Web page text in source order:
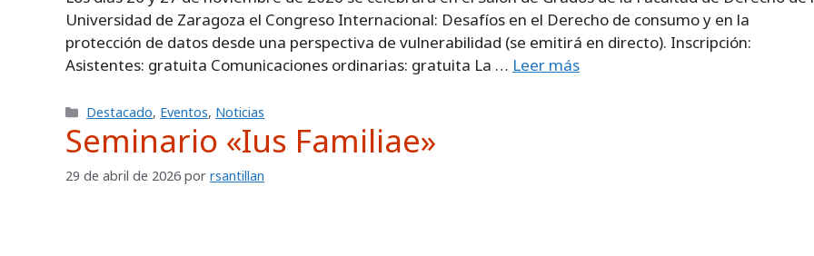
Universidad de Zaragoza el Congreso Internacional: Desafíos en el Derecho de consumo y en la
protección de datos desde una perspectiva de vulnerabilidad (se emitirá en directo). Inscripción:
Asistentes: gratuita Comunicaciones ordinarias: gratuita La … Leer más
Categorías
Destacado, Eventos, Noticias
Seminario «Ius Familiae»
29 de abril de 2026 por rsantillan